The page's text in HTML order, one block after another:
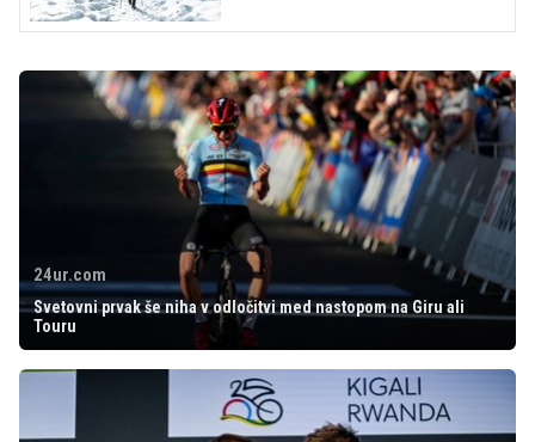
24ur.com
Svetovni prvak še niha v odločitvi med nastopom na Giru ali
Touru